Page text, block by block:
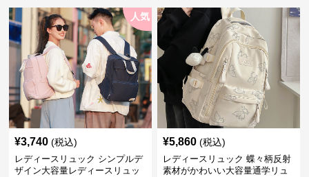
人気
¥3,740 (税込)
レディースリュック シンプルデ
ザイン大容量レディースリュッ
¥5,860 (税込)
レディースリュック 蝶々柄反射
素材がかわいい大容量通学リュ